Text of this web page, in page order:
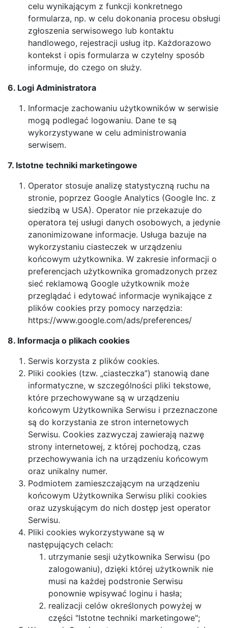
celu wynikającym z funkcji konkretnego
formularza, np. w celu dokonania procesu obsługi
zgłoszenia serwisowego lub kontaktu
handlowego, rejestracji usług itp. Każdorazowo
kontekst i opis formularza w czytelny sposób
informuje, do czego on służy.
6. Logi Administratora
Informacje zachowaniu użytkowników w serwisie
mogą podlegać logowaniu. Dane te są
wykorzystywane w celu administrowania
serwisem.
7. Istotne techniki marketingowe
Operator stosuje analizę statystyczną ruchu na
stronie, poprzez Google Analytics (Google Inc. z
siedzibą w USA). Operator nie przekazuje do
operatora tej usługi danych osobowych, a jedynie
zanonimizowane informacje. Usługa bazuje na
wykorzystaniu ciasteczek w urządzeniu
końcowym użytkownika. W zakresie informacji o
preferencjach użytkownika gromadzonych przez
sieć reklamową Google użytkownik może
przeglądać i edytować informacje wynikające z
plików cookies przy pomocy narzędzia:
https://www.google.com/ads/preferences/
8. Informacja o plikach cookies
Serwis korzysta z plików cookies.
Pliki cookies (tzw. „ciasteczka”) stanowią dane
informatyczne, w szczególności pliki tekstowe,
które przechowywane są w urządzeniu
końcowym Użytkownika Serwisu i przeznaczone
są do korzystania ze stron internetowych
Serwisu. Cookies zazwyczaj zawierają nazwę
strony internetowej, z której pochodzą, czas
przechowywania ich na urządzeniu końcowym
oraz unikalny numer.
Podmiotem zamieszczającym na urządzeniu
końcowym Użytkownika Serwisu pliki cookies
oraz uzyskującym do nich dostęp jest operator
Serwisu.
Pliki cookies wykorzystywane są w
następujących celach:
utrzymanie sesji użytkownika Serwisu (po
zalogowaniu), dzięki której użytkownik nie
musi na każdej podstronie Serwisu
ponownie wpisywać loginu i hasła;
realizacji celów określonych powyżej w
części "Istotne techniki marketingowe";